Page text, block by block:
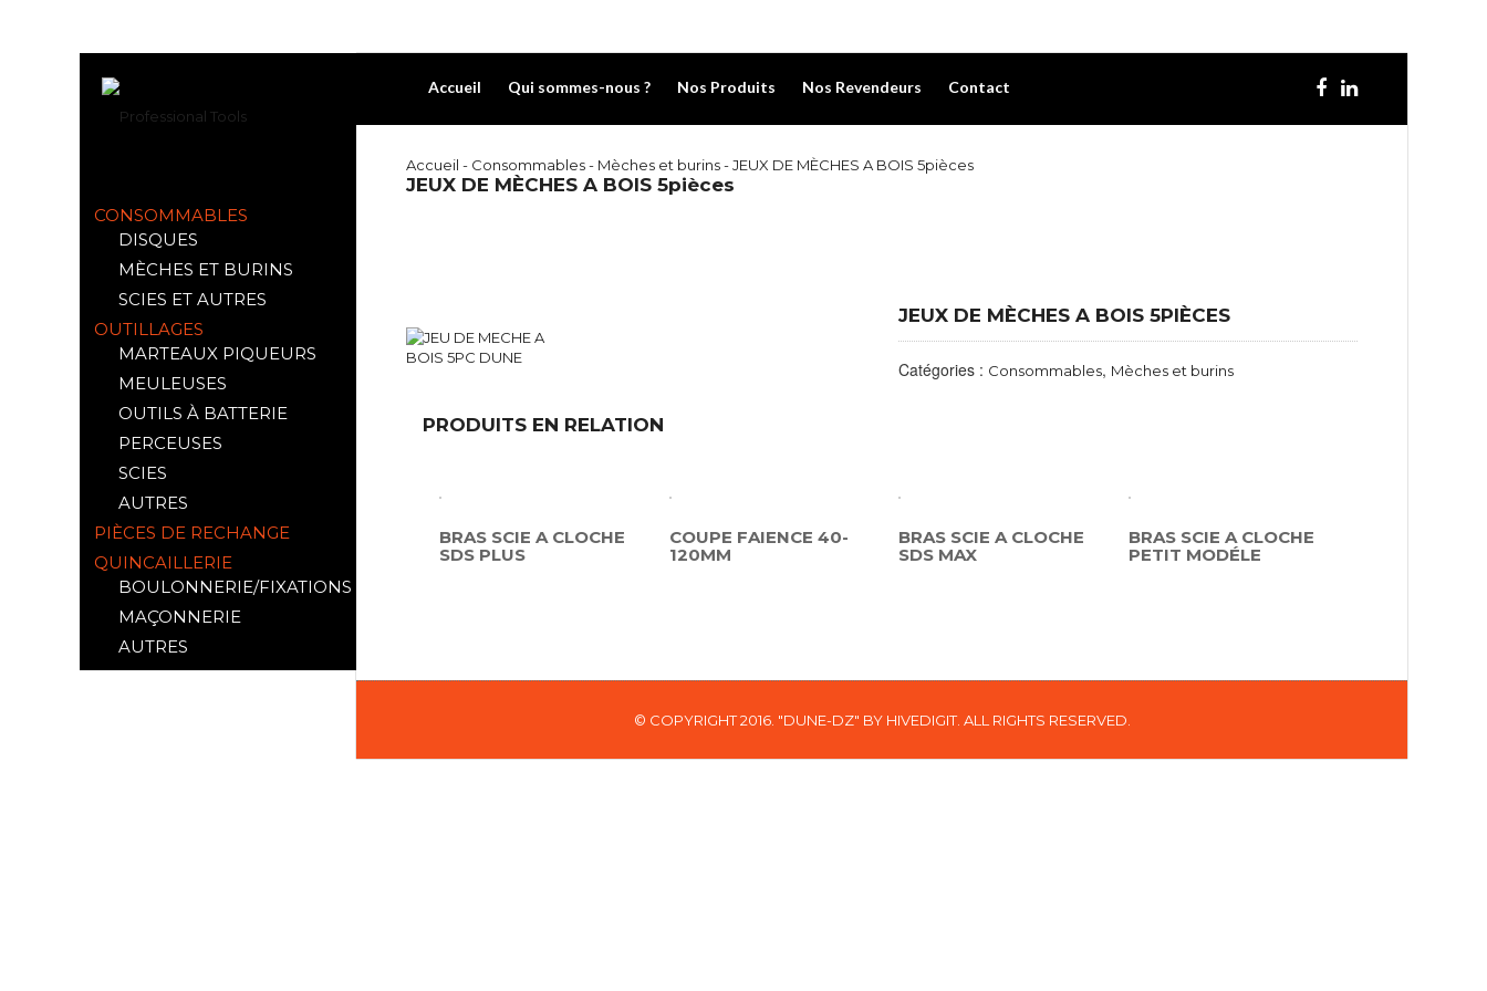
CONSOMMABLES
DISQUES
MÈCHES ET BURINS
SCIES ET AUTRES
OUTILLAGES
MARTEAUX PIQUEURS
MEULEUSES
OUTILS À BATTERIE
PERCEUSES
SCIES
AUTRES
PIÈCES DE RECHANGE
QUINCAILLERIE
BOULONNERIE/FIXATIONS
MAÇONNERIE
AUTRES
Accueil Qui sommes-nous ? Nos Produits Nos Revendeurs Contact
Accueil - Consommables- Mèches et burins- JEUX DE MÈCHES A BOIS 5pièces
JEUX DE MÈCHES A BOIS 5pièces
JEUX DE MÈCHES A BOIS 5PIÈCES
Catégories : Consommables, Mèches et burins
PRODUITS EN RELATION
BRAS SCIE A CLOCHE
SDS PLUS
COUPE FAIENCE 40-
120MM
BRAS SCIE A CLOCHE
SDS MAX
BRAS SCIE A CLOCHE
PETIT MODÉLE
© COPYRIGHT 2016. "DUNE-DZ" BY HIVEDIGIT. ALL RIGHTS RESERVED.